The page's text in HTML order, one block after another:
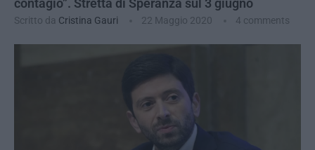
contagio”. Stretta di Speranza sul 3 giugno
Scritto da Cristina Gauri 22 Maggio 2020 4 comments